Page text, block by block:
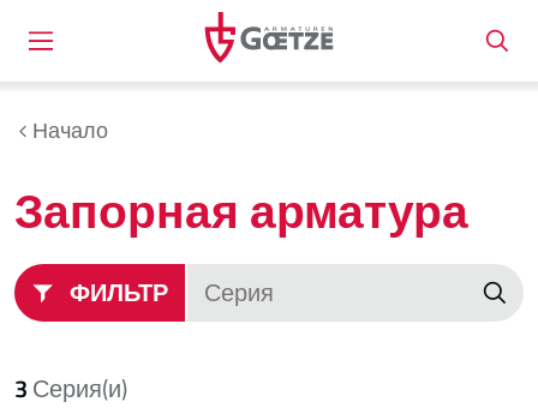
Начало
Запорная арматура
ФИЛЬТР
3Серия(и)